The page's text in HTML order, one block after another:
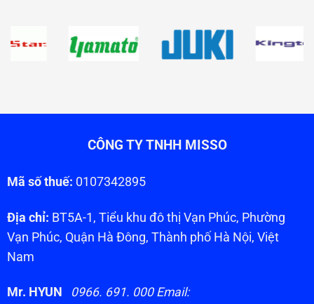
CÔNG TY TNHH MISSO
Mã số thuế: 0107342895
Địa chỉ: BT5A-1, Tiểu khu đô thị Vạn Phúc, Phường
Vạn Phúc, Quận Hà Đông, Thành phố Hà Nội, Việt
Nam
Mr. HYUN
0966. 691. 000 Email: